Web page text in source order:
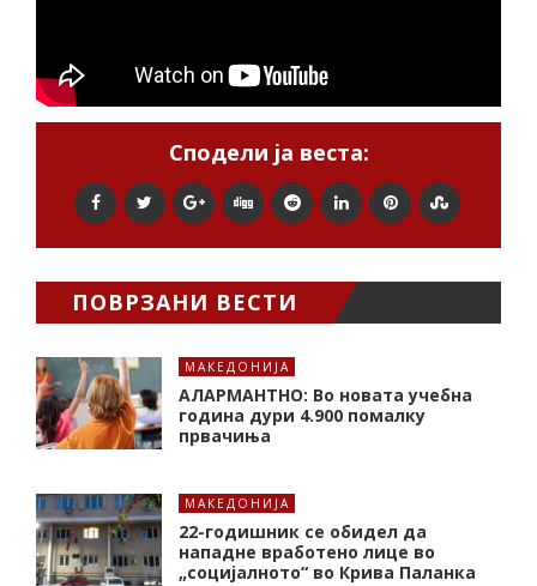
Сподели ја веста:
ПОВРЗАНИ ВЕСТИ
МАКЕДОНИЈА
АЛАРМАНТНО: Во новата учебна
година дури 4.900 помалку
првачиња
МАКЕДОНИЈА
22-годишник се обидел да
нападне вработено лице во
„социјалното“ во Крива Паланка